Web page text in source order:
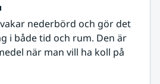
nederbörd och gör det
i både tid och rum. Den är
när man vill ha koll på